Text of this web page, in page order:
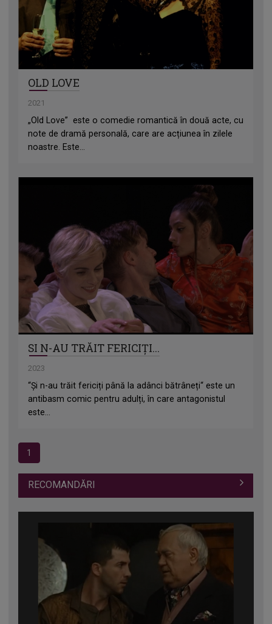
OLD LOVE
2021
„Old Love” este o comedie romantică în două acte, cu
note de dramă personală, care are acțiunea în zilele
noastre. Este...
SI N-AU TRĂIT FERICIȚI...
2023
“Și n-au trăit fericiți până la adânci bătrâneți“ este un
antibasm comic pentru adulți, în care antagonistul
este...
1
RECOMANDĂRI